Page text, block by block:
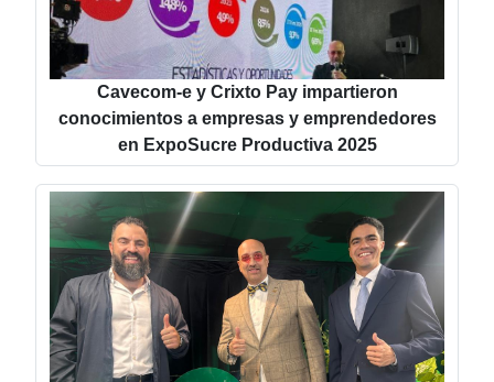
Cavecom-e y Crixto Pay impartieron
conocimientos a empresas y emprendedores
en ExpoSucre Productiva 2025